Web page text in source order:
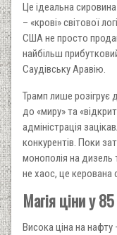
Це ідеальна
– «крові» світової
США не просто
найбільш
Саудівську Аравію.
Трамп лише розігрує
до «миру» та
адміністрація
конкурентів. Поки
монополія на дизель
не хаос, це керована
Магія ціни у
Висока ціна на нафту